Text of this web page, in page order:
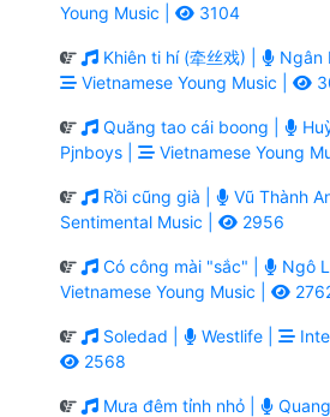
Young Music |
3104
Khiên ti hí (牵丝戏) |
Ngân
Vietnamese Young Music |
Quăng tao cái boong |
Pjnboys |
Vietnamese Young
Rồi cũng già | Vũ Thành
Sentimental Music |
2956
Có công mài "sắc" |
Ngô
Vietnamese Young Music |
Soledad | Westlife |
2568
Mưa đêm tỉnh nhỏ |